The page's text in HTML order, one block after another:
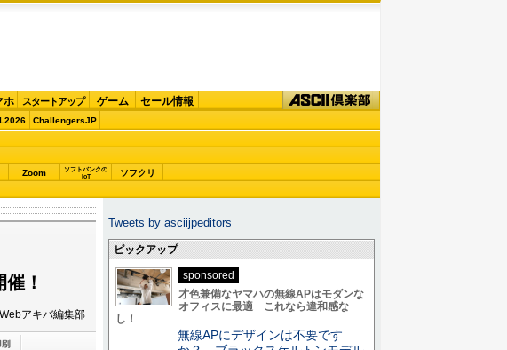
ホ スタートアップ ゲーム セール情報
ChallengersJP
Zoom
ソフトバンクの
IoT
ソフクリ
！
アキバ編集部
Tweets by asciijpeditors
ピックアップ
sponsored
才色兼備なヤマハの無線APはモダンな
オフィスに最適 これなら違和感な
し！
無線APにデザインは不要です